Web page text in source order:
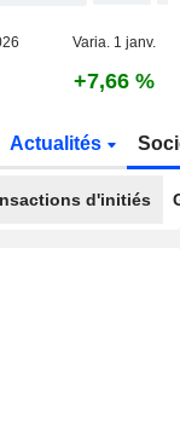
Varia. 1 janv.
+7,66 %
Actualités
d'initiés